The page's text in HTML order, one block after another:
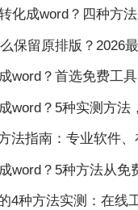
word？四种方法对比与实操指
版？2026最新实测，这5种方法从
？首选免费工具，复杂文
？5种实测方法，从免费到
业软件、在线工具、Word内置与改后
？5种方法从免费到编
实测：在线工具、Word、Adobe